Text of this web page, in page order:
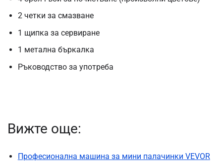
2 четки за смазване
1 щипка за сервиране
1 метална бъркалка
Ръководство за употреба
Вижте още:
Професионална машина за мини палачинки VEVOR